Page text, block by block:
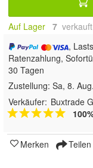
Auf Lager 7 verkauft
,
Ratenzahlung,
30 Tagen
Zustellung: Sa, 8.
Verkäufer: Buxtrade
Merken Teilen